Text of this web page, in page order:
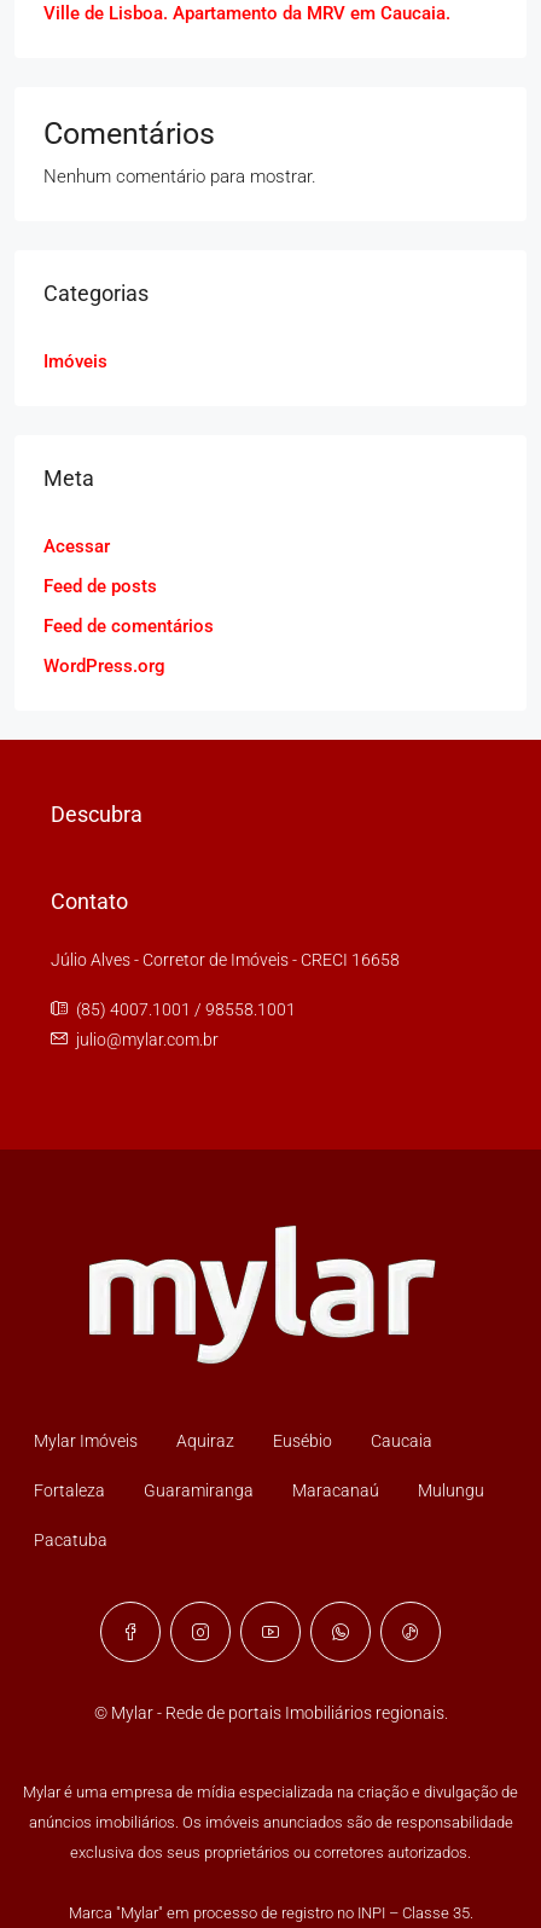
Ville de Lisboa. Apartamento da MRV em Caucaia.
Comentários
Nenhum comentário para mostrar.
Categorias
Imóveis
Meta
Acessar
Feed de posts
Feed de comentários
WordPress.org
Descubra
Contato
Júlio Alves - Corretor de Imóveis - CRECI 16658
(85) 4007.1001 / 98558.1001
julio@mylar.com.br
Mylar Imóveis Aquiraz Eusébio Caucaia
Fortaleza Guaramiranga Maracanaú Mulungu
Pacatuba
© Mylar - Rede de portais Imobiliários regionais.
Mylar é uma empresa de mídia especializada na criação e divulgação de
anúncios imobiliários. Os imóveis anunciados são de responsabilidade
exclusiva dos seus proprietários ou corretores autorizados.
Marca "Mylar" em processo de registro no INPI – Classe 35.